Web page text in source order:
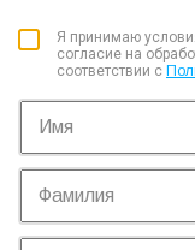
Я принимаю
согласие на
соответствии с